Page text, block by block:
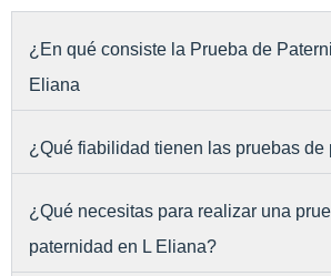
¿En qué consiste la Prueba de
Eliana
¿Qué fiabilidad tienen las pruebas de
¿Qué necesitas para realizar una
paternidad en L Eliana?